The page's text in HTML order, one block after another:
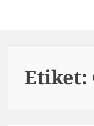
SEO
Etiket: